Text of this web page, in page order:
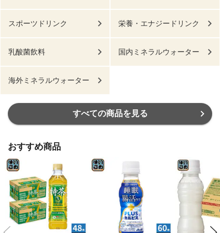
スポーツドリンク 栄養・エナジードリンク
乳酸菌飲料 国内ミネラルウォーター
海外ミネラルウォーター
すべての商品を見る
おすすめ商品